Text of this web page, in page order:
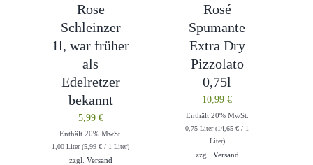
Rose
Schleinzer
1l, war früher
als
Edelretzer
bekannt
5,99 €
Enthält 20% MwSt.
1,00 Liter (5,99€ / 1 Liter)
zzgl. Versand
Rosé
Spumante
Extra Dry
Pizzolato
0,75l
10,99€
Enthält 20% MwSt.
0,75 Liter (14,65€ / 1
Liter)
zzgl. Versand